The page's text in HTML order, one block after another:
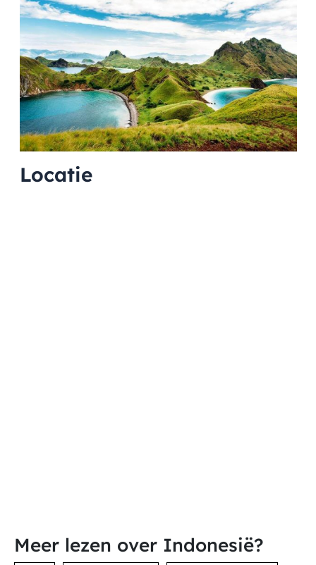
Locatie
Meer lezen over Indonesië?